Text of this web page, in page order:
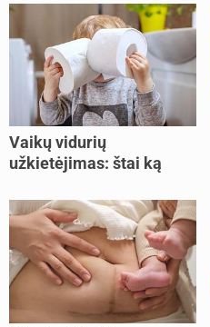
Vaikų vidurių
užkietėjimas: štai ką